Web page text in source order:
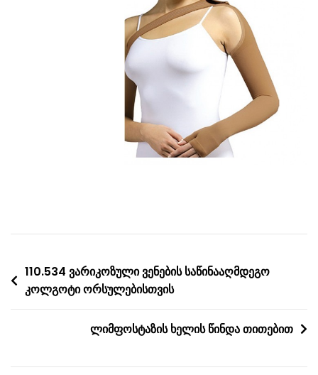
Post
navigation
110.534 ვარიკოზული ვენების საწინააღმდეგო
კოლგოტი ორსულებისთვის
ლიმფოსტაზის ხელის წინდა თითებით